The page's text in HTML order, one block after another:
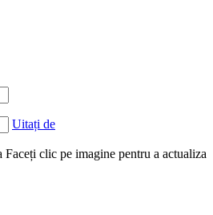
Uitați de
Faceți clic pe imagine pentru a actualiza